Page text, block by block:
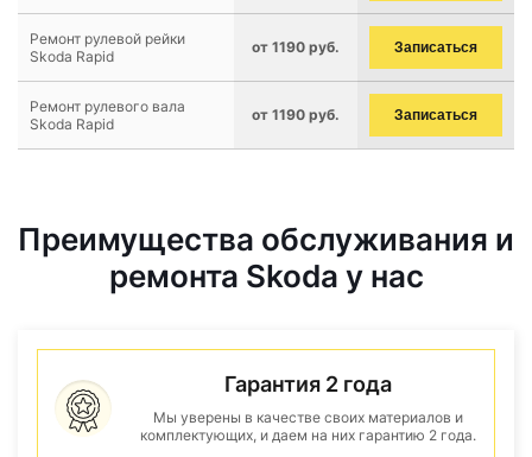
Ремонт рулевой рейки
Skoda Rapid
от 1190 руб. Записаться
Ремонт рулевого вала
Skoda Rapid
от 1190 руб. Записаться
Преимущества обслуживания и
ремонта Skoda у нас
Гарантия 2 года
Мы уверены в качестве своих материалов и
комплектующих, и даем на них гарантию 2 года.